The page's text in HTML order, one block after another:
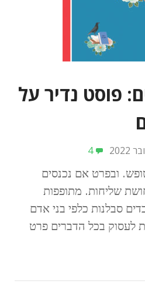
פוסט נדיר על
4
ובפרט אם נכנסים
שליחות. מתופפות
סבלנות כלפי בני אדם
לעסוק בכל הדברים פרט